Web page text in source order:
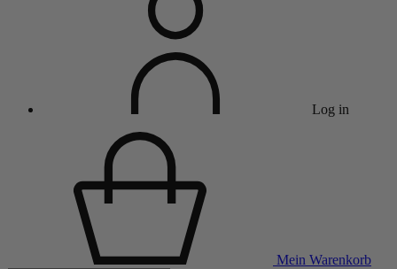
Log in
Mein Warenkorb